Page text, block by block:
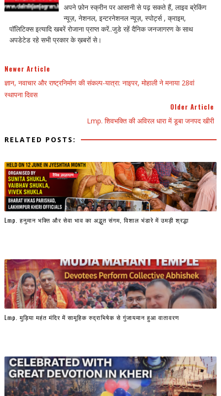
अपने फ़ोन स्क्रीन पर आसानी से पढ़ सकते हैं, लाइव ब्रेकिंग
न्यूज़, नेशनल, इन्टरनेशनल न्यूज़, स्पोर्ट्स , क्राइम,
पॉलिटिक्स इत्यादि खबरें रोजाना प्राप्त करें..जुडे रहें दैनिक जनजागरण के साथ
अपडेटेड रहे सभी प्रकार के ख़बरों से।
Newer Article
ज्ञान, नवाचार और राष्ट्रनिर्माण की संकल्प-यात्रा: नाइपर, मोहाली ने मनाया 28वां
स्थापना दिवस
Older Article
Lmp. शिवभक्ति की अविरल धारा में डूबा जनपद खीरी
RELATED POSTS:
Lmp. हनुमान भक्ति और सेवा भाव का अद्भुत संगम, विशाल भंडारे में उमड़ी श्रद्धा
Lmp. मुड़िया महंत मंदिर में सामूहिक रुद्राभिषेक से गुंजायमान हुआ वातावरण